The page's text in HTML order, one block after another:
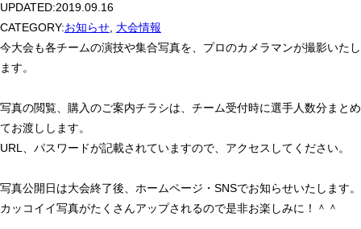
UPDATED:2019.09.16
CATEGORY:お知らせ 大会情報
今大会も各チームの演技や集合写真を、プロのカメラマンが撮影いたし
ます。
写真の閲覧、購入のご案内チラシは、チーム受付時に選手人数分まとめ
てお渡しします。
URL、パスワードが記載されていますので、アクセスしてください。
写真公開日は大会終了後、ホームページ・SNSでお知らせいたします。
カッコイイ写真がたくさんアップされるので是非お楽しみに！＾＾